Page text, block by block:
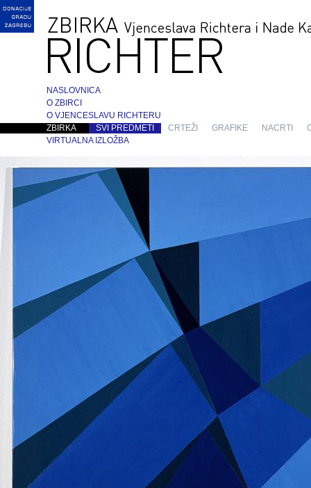
NASLOVNICA
O ZBIRCI
O VJENCESLAVU RICHTERU
ZBIRKA
SVI PREDMETI CRTEŽI GRAFIKE NACRTI
VIRTUALNA IZLOŽBA